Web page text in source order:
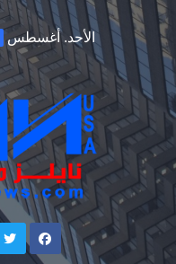
Skip
to
content
الأحد. أغسطس 9th, 2026